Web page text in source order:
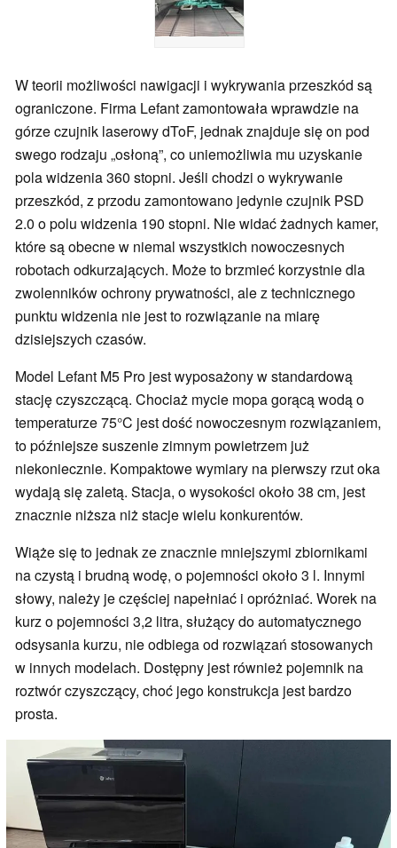
W teorii możliwości nawigacji i wykrywania przeszkód są
ograniczone. Firma Lefant zamontowała wprawdzie na
górze czujnik laserowy dToF, jednak znajduje się on pod
swego rodzaju „osłoną”, co uniemożliwia mu uzyskanie
pola widzenia 360 stopni. Jeśli chodzi o wykrywanie
przeszkód, z przodu zamontowano jedynie czujnik PSD
2.0 o polu widzenia 190 stopni. Nie widać żadnych kamer,
które są obecne w niemal wszystkich nowoczesnych
robotach odkurzających. Może to brzmieć korzystnie dla
zwolenników ochrony prywatności, ale z technicznego
punktu widzenia nie jest to rozwiązanie na miarę
dzisiejszych czasów.
Model Lefant M5 Pro jest wyposażony w standardową
stację czyszczącą. Chociaż mycie mopa gorącą wodą o
temperaturze 75°C jest dość nowoczesnym rozwiązaniem,
to późniejsze suszenie zimnym powietrzem już
niekoniecznie. Kompaktowe wymiary na pierwszy rzut oka
wydają się zaletą. Stacja, o wysokości około 38 cm, jest
znacznie niższa niż stacje wielu konkurentów.
Wiąże się to jednak ze znacznie mniejszymi zbiornikami
na czystą i brudną wodę, o pojemności około 3 l. Innymi
słowy, należy je częściej napełniać i opróżniać. Worek na
kurz o pojemności 3,2 litra, służący do automatycznego
odsysania kurzu, nie odbiega od rozwiązań stosowanych
w innych modelach. Dostępny jest również pojemnik na
roztwór czyszczący, choć jego konstrukcja jest bardzo
prosta.